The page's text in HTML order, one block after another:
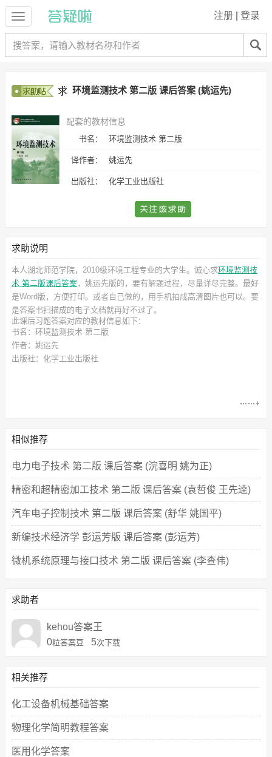
注册 登录
环境监测技术 第二版 课后答案 (姚运先)
配套的教材信息
书名： 环境监测技术 第二版
译作者： 姚运先
出版社： 化学工业出版社
求助说明
本人湖北师范学院，2010级环境工程专业的大学生。诚心求环境监测技
术 第二版课后答案，姚运先版的，要有解题过程，尽量详尽完整。最好
是Word版，方便打印。或者自己做的，用手机拍成高清图片也可以。要
是答案书扫描成的电子文档就再好不过了。
此课后习题答案对应的教材信息如下：
书名：环境监测技术 第二版
作者：姚运先
出版社：化学工业出版社
相似推荐
电力电子技术 第二版 课后答案 (浣喜明 姚为正)
精密和超精密加工技术 第二版 课后答案 (袁哲俊 王先逵)
汽车电子控制技术 第二版 课后答案 (舒华 姚国平)
新编技术经济学 彭运芳版 课后答案 (彭运芳)
微机系统原理与接口技术 第二版 课后答案 (李查伟)
求助者
kehou答案王
0粒答案豆 5次下载
相关推荐
化工设备机械基础答案
物理化学简明教程答案
医用化学答案